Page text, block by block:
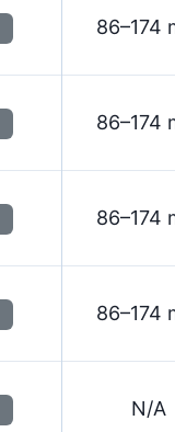
86–174
86–174
86–174
86–174
N/A